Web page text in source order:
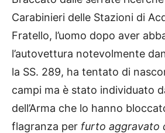
Carabinieri delle Stazioni di
Fratello, l’uomo dopo aver
l’autovettura notevolmente
la SS. 289, ha tentato di
campi ma è stato individuato
dell’Arma che lo hanno
flagranza per furto aggravato